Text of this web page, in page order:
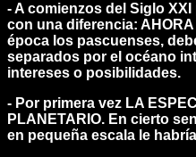
- A comienzos del Siglo
con una diferencia:
época los pascuenses,
separados por el océano
intereses o posibilidades.
- Por primera vez LA
PLANETARIO. En cierto
en pequeña escala le